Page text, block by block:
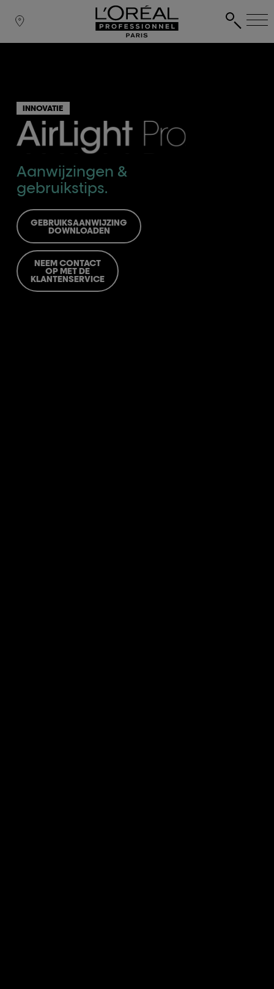
INNOVATIE
Aanwijzingen &
gebruikstips.
GEBRUIKSAANWIJZING
DOWNLOADEN
NEEM CONTACT
OP MET DE
KLANTENSERVICE